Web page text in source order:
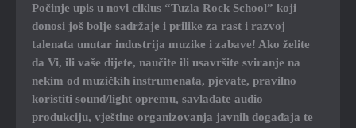
Počinje upis u novi ciklus “Tuzla Rock School” koji
donosi još bolje sadržaje i prilike za rast i razvoj
talenata unutar industrija muzike i zabave! Ako želite
da Vi, ili vaše dijete, naučite ili usavršite sviranje na
nekim od muzičkih instrumenata, pjevate, pravilno
koristiti sound/light opremu, savladate audio
produkciju, vještine organizovanja javnih događaja te